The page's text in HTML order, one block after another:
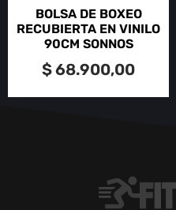
BOLSA DE BOXEO
RECUBIERTA EN VINILO
90CM SONNOS
$68.900,00